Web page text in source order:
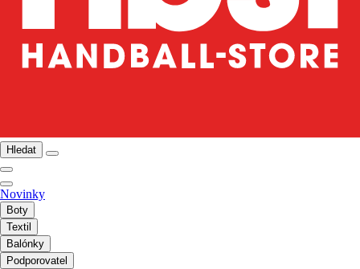
Hledat
Novinky
Boty
Textil
Balónky
Podporovatel